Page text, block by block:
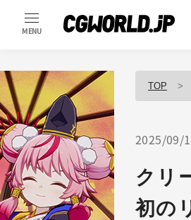
MENU
TOP
2025/09/
クリ
初の